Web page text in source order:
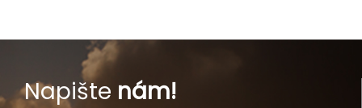
Napište nám!